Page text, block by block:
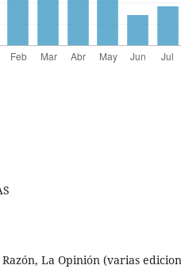
La Opinión (varias